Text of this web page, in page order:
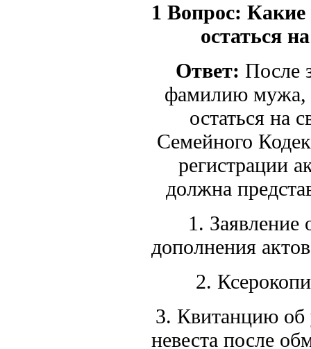
1 Вопрос: Какие
остаться
Ответ: После
фамилию мужа,
остаться на
Семейного
регистрации
должна
1. Заявление
дополнения
2.
3. Квитанцию об
невеста после